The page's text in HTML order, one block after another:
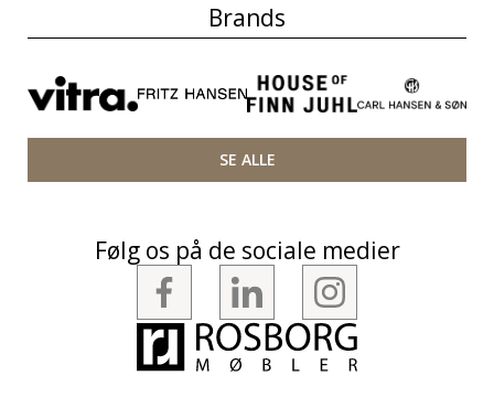
Brands
SE ALLE
Følg os på de sociale medier